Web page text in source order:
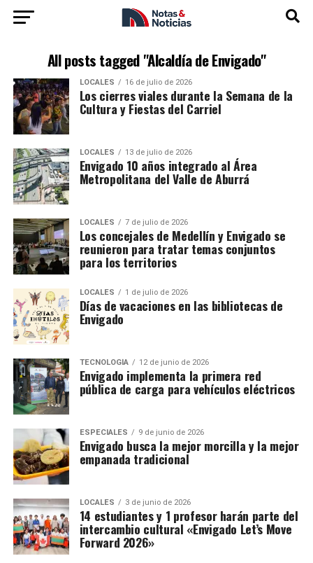
All posts tagged "Alcaldía de Envigado"
LOCALES 16 de julio de 2026
Los cierres viales durante la Semana de la
Cultura y Fiestas del Carriel
LOCALES 13 de julio de 2026
Envigado 10 años integrado al Área
Metropolitana del Valle de Aburrá
LOCALES 7 de julio de 2026
Los concejales de Medellín y Envigado se
reunieron para tratar temas conjuntos
para los territorios
LOCALES 1 de julio de 2026
Días de vacaciones en las bibliotecas de
Envigado
TECNOLOGÍA 12 de junio de 2026
Envigado implementa la primera red
pública de carga para vehículos eléctricos
ESPECIALES 9 de junio de 2026
Envigado busca la mejor morcilla y la mejor
empanada tradicional
LOCALES 3 de junio de 2026
14 estudiantes y 1 profesor harán parte del
intercambio cultural «Envigado Let’s Move
Forward 2026»